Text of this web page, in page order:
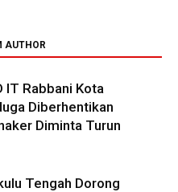
AUTHOR
IT Rabbani Kota
Diberhentikan
Diminta Turun
Tengah Dorong